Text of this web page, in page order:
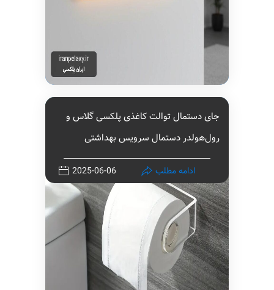
جای دستمال توالت کاغذی پلکسی گلاس و
رول‌هولدر دستمال سرویس بهداشتی
2025-06-06 ادامه مطلب